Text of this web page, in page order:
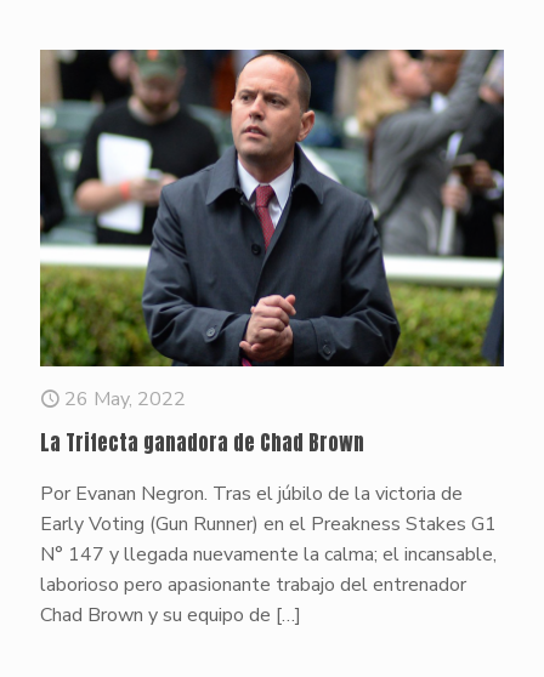
26 May, 2022
La Trifecta ganadora de Chad Brown
Por Evanan Negron. Tras el júbilo de la victoria de
Early Voting (Gun Runner) en el Preakness Stakes G1
N° 147 y llegada nuevamente la calma; el incansable,
laborioso pero apasionante trabajo del entrenador
Chad Brown y su equipo de […]